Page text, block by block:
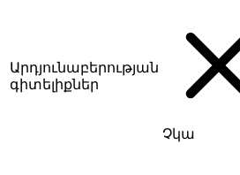
Արդյունաբերության
գիտելիքներ
Չկա